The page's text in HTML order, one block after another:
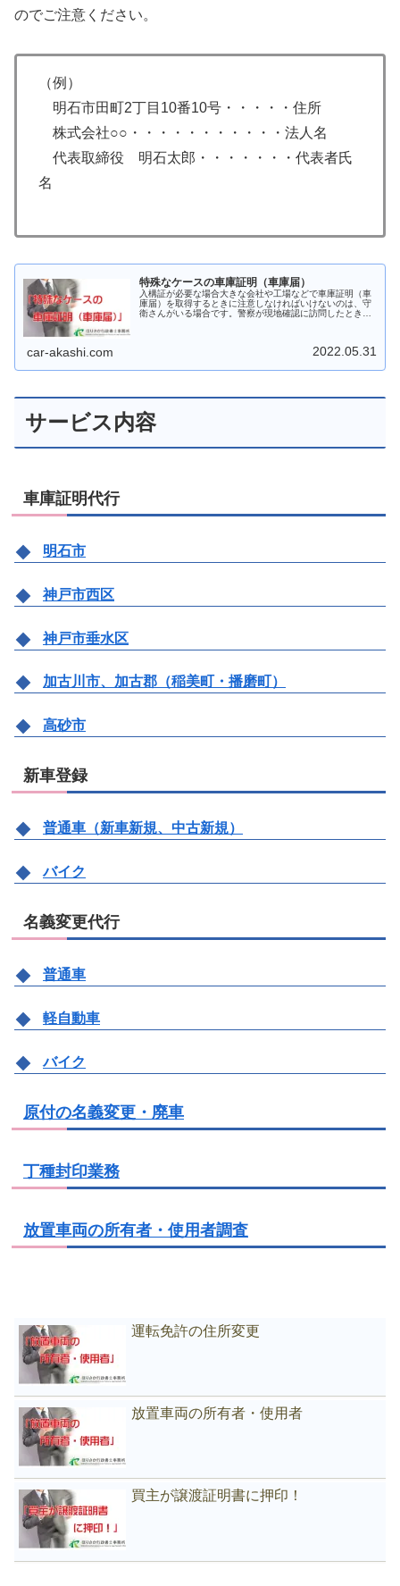
のでご注意ください。
（例）
明石市田町2丁目10番10号・・・・・住所
株式会社○○・・・・・・・・・・・法人名
代表取締役 明石太郎・・・・・・・代表者氏
名
特殊なケースの車庫証明（車庫届）
入構証が必要な場合大きな会社や工場などで車庫証明（車
庫届）を取得するときに注意しなければいけないのは、守
衛さんがいる場合です。警察が現地確認に訪問したときに
car-akashi.com 2022.05.31
サービス内容
車庫証明代行
明石市
神戸市西区
神戸市垂水区
加古川市、加古郡（稲美町・播磨町）
高砂市
新車登録
普通車（新車新規、中古新規）
バイク
名義変更代行
普通車
軽自動車
バイク
原付の名義変更・廃車
丁種封印業務
放置車両の所有者・使用者調査
運転免許の住所変更
放置車両の所有者・使用者
買主が譲渡証明書に押印！